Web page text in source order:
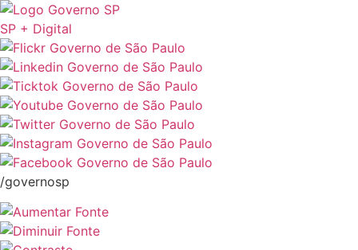
SP + Digital
/governosp